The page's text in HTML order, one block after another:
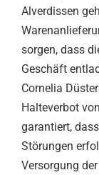
Alverdissen
sorgen, dass
Geschäft
Cornelia
Halteverbot
garantiert,
Störungen
Versorgung